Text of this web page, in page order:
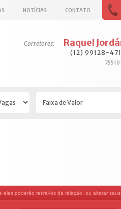
NOTÍCIAS CONTATO
Corretores: Raquel
(12) 99128-
poderão retirá-los da relação, ou alterar seus